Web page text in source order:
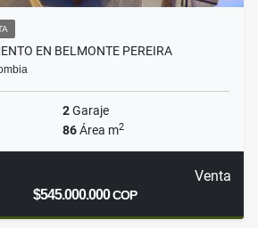
EN BELMONTE PEREIRA
2Garaje
86Área m2
Venta
$545.000.000COP